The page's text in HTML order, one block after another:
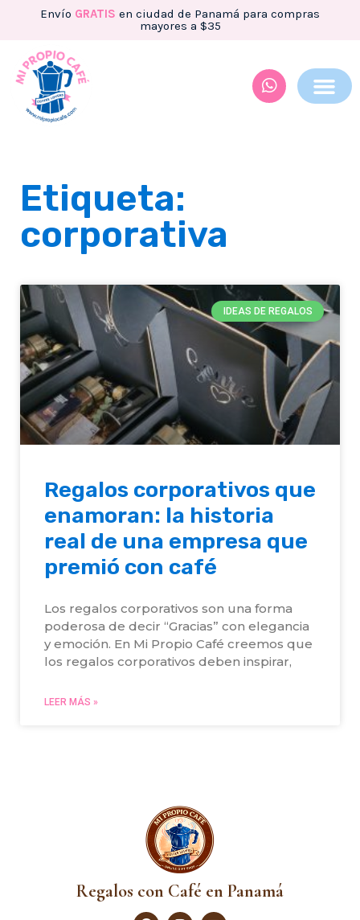
Envío GRATIS en ciudad de Panamá para compras
mayores a $35
Etiqueta:
corporativa
IDEAS DE REGALOS
Regalos corporativos que
enamoran: la historia
real de una empresa que
premió con café
Los regalos corporativos son una forma
poderosa de decir “Gracias” con elegancia
y emoción. En Mi Propio Café creemos que
los regalos corporativos deben inspirar,
LEER MÁS »
Regalos con Café en Panamá